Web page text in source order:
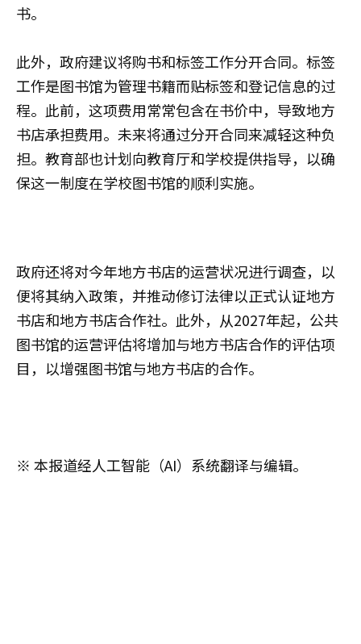
书。
此外，政府建议将购书和标签工作分开合同。标签
工作是图书馆为管理书籍而贴标签和登记信息的过
程。此前，这项费用常常包含在书价中，导致地方
书店承担费用。未来将通过分开合同来减轻这种负
担。教育部也计划向教育厅和学校提供指导，以确
保这一制度在学校图书馆的顺利实施。
政府还将对今年地方书店的运营状况进行调查，以
便将其纳入政策，并推动修订法律以正式认证地方
书店和地方书店合作社。此外，从2027年起，公共
图书馆的运营评估将增加与地方书店合作的评估项
目，以增强图书馆与地方书店的合作。
※ 本报道经人工智能（AI）系统翻译与编辑。